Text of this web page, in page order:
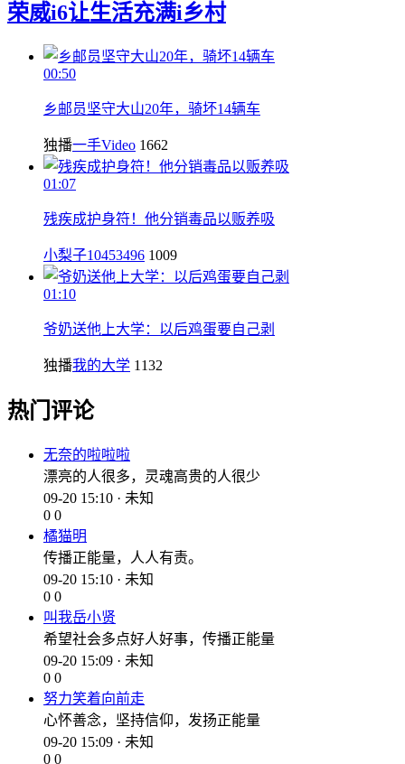
荣威i6让生活充满i乡村
00:50
乡邮员坚守大山20年，骑坏14辆车
独播一手Video 1662
01:07
残疾成护身符！他分销毒品以贩养吸
小梨子10453496 1009
01:10
爷奶送他上大学：以后鸡蛋要自己剥
独播我的大学 1132
热门评论
无奈的啦啦啦
漂亮的人很多，灵魂高贵的人很少
09-20 15:10 · 未知
0 0
橘猫明
传播正能量，人人有责。
09-20 15:10 · 未知
0 0
叫我岳小贤
希望社会多点好人好事，传播正能量
09-20 15:09 · 未知
0 0
努力笑着向前走
心怀善念，坚持信仰，发扬正能量
09-20 15:09 · 未知
0 0